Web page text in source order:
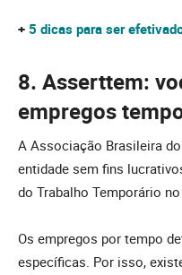
+ 5 dicas para ser
8. Asserttem:
empregos
A Associação Brasileira
entidade sem fins
do Trabalho Temporário
Os empregos por tempo
específicas. Por isso,